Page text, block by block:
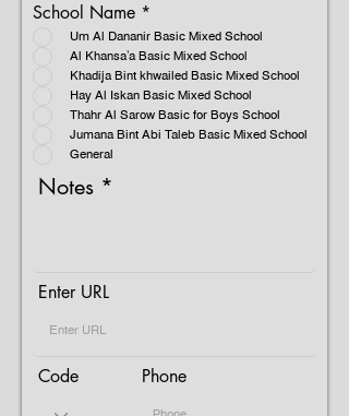
School Name *
Um Al Dananir Basic Mixed School
Al Khansa'a Basic Mixed School
Khadija Bint khwailed Basic Mixed School
Hay Al Iskan Basic Mixed School
Thahr Al Sarow Basic for Boys School
Jumana Bint Abi Taleb Basic Mixed School
General
Notes
Enter URL
Code Phone